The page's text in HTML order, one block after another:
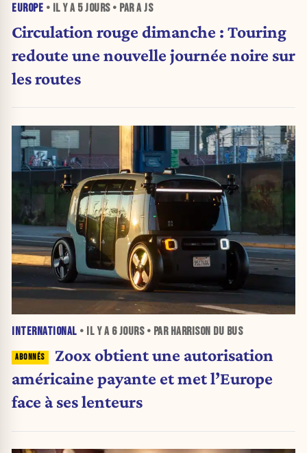
EUROPE • IL Y A 5 JOURS• PAR A JS
Circulation rouge dimanche : Touring
redoute une nouvelle journée noire sur
les routes
INTERNATIONAL • IL Y A 6 JOURS• PAR HARRISON DU BUS
Zoox obtient une autorisation
américaine payante et met l’Europe
face à ses lenteurs